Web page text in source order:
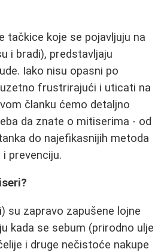
tačkice koje se pojavljuju na
i bradi), predstavljaju
Iako nisu opasni po
frustrirajući i uticati na
članku ćemo detaljno
da znate o mitiserima - od
do najefikasnijih metoda
prevenciju.
su zapravo zapušene lojne
kada se sebum (prirodno ulje
i druge nečistoće nakupe